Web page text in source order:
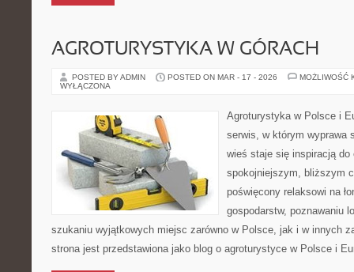
AGROTURYSTYKA W GÓRACH
POSTED BY ADMIN POSTED ON MAR - 17 - 2026
MOŻLIWOŚĆ
WYŁĄCZONA
Agroturystyka w Polsce i
serwis, w którym wyprawa
wieś staje się inspiracją do
spokojniejszym, bliższym
poświęcony relaksowi na
gospodarstw, poznawaniu
szukaniu wyjątkowych miejsc zarówno w Polsce, jak i w innych
strona jest przedstawiona jako blog o agroturystyce w Polsce i